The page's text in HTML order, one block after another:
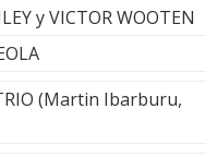
y VICTOR WOOTEN
(Martin Ibarburu,